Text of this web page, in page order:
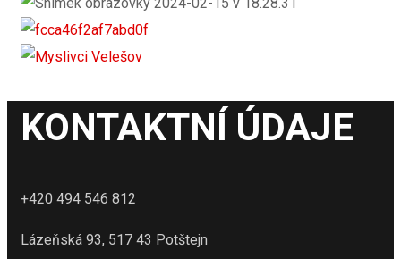
KONTAKTNÍ ÚDAJE
+420 494 546 812
Lázeňská 93, 517 43 Potštejn